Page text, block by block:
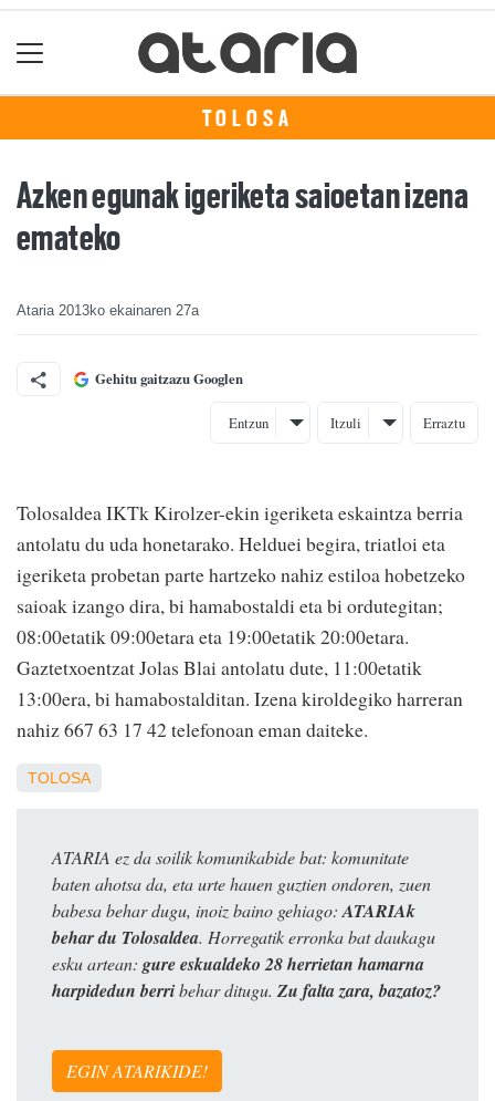
TOLOSA
Azken egunak igeriketa saioetan izena
emateko
Ataria 2013ko ekainaren 27a
Gehitu gaitzazu Googlen
Entzun Itzuli Erraztu
Tolosaldea IKTk Kirolzer-ekin igeriketa eskaintza berria
antolatu du uda honetarako. Helduei begira, triatloi eta
igeriketa probetan parte hartzeko nahiz estiloa hobetzeko
saioak izango dira, bi hamabostaldi eta bi ordutegitan;
08:00etatik 09:00etara eta 19:00etatik 20:00etara.
Gaztetxoentzat Jolas Blai antolatu dute, 11:00etatik
13:00era, bi hamabostalditan. Izena kiroldegiko harreran
nahiz 667 63 17 42 telefonoan eman daiteke.
TOLOSA
ATARIA ez da soilik komunikabide bat: komunitate
baten ahotsa da, eta urte hauen guztien ondoren, zuen
babesa behar dugu, inoiz baino gehiago: ATARIAk
behar du Tolosaldea. Horregatik erronka bat daukagu
esku artean: gure eskualdeko 28 herrietan hamarna
harpidedun berribehar ditugu. Zu falta zara, bazatoz?
EGIN ATARIKIDE!